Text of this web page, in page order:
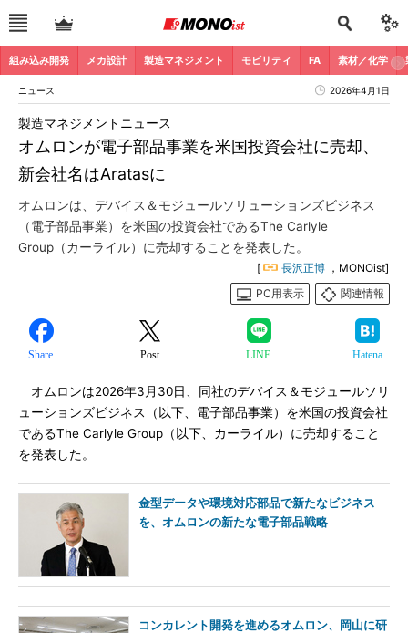
組み込み開発 メカ設計 製造マネジメント モビリティ FA 素材／化学
ニュース 2026年4月1日
オムロンが電子部品事業を米国投資会社に売却、
新会社名はAratasに
製造マネジメントニュース
オムロンは、デバイス＆モジュールソリューションズビジネス
（電子部品事業）を米国の投資会社であるThe Carlyle
Group（カーライル）に売却することを発表した。
[ 長沢正博 ，MONOist]
PC用表示
関連情報
Share Post LINE Hatena
オムロンは2026年3月30日、同社のデバイス＆モジュールソリ
ューションズビジネス（以下、電子部品事業）を米国の投資会社
であるThe Carlyle Group（以下、カーライル）に売却すること
を発表した。
金型データや環境対応部品で新たなビジネス
を、オムロンの新たな電子部品戦略
コンカレント開発を進めるオムロン、岡山に研